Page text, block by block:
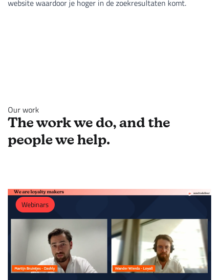
website waardoor je hoger in de zoekresultaten komt.
Our work
The work we do, and the
people we help.
Webinars